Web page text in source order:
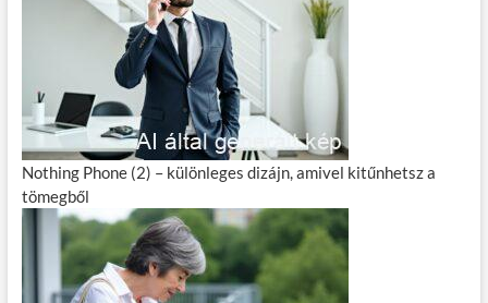
Nothing Phone (2) – különleges dizájn, amivel kitűnhetsz a
tömegből